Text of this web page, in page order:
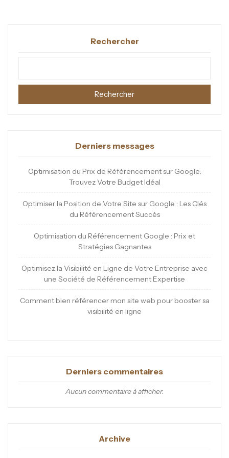
Rechercher
Rechercher
Derniers messages
Optimisation du Prix de Référencement sur Google:
Trouvez Votre Budget Idéal
Optimiser la Position de Votre Site sur Google : Les Clés
du Référencement Succès
Optimisation du Référencement Google : Prix et
Stratégies Gagnantes
Optimisez la Visibilité en Ligne de Votre Entreprise avec
une Société de Référencement Expertise
Comment bien référencer mon site web pour booster sa
visibilité en ligne
Derniers commentaires
Aucun commentaire à afficher.
Archive